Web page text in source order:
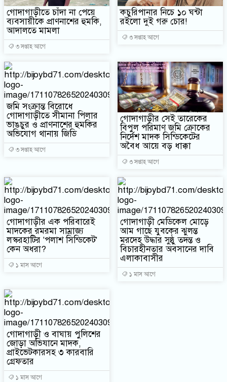
গোদাগাড়ীতে চাঁদা না পেয়ে
ব্যবসায়ীকে প্রাণনাশের হুমকি,
আদালতে মামলা
৩ সপ্তাহ আগে
কচুরিপানার নিচে ১০ ঘন্টা
রইলো দুই গরু চোর!
৩ সপ্তাহ আগে
জমি সংক্রান্ত বিরোধে
গোদাগাড়ীতে সীমানা পিলার
ভাঙচুর ও প্রাণনাশের হুমকির
অভিযোগ থানায় জিডি
৩ সপ্তাহ আগে
গোদাগাড়ীর সেই তারেকের
বিপুল পরিমাণ জমি ক্রোকের
নির্দেশ মাদক সিন্ডিকেটের
অবৈধ আয়ে বড় ধাক্কা
৩ সপ্তাহ আগে
গোদাগাড়ীর এক পরিবারেই
মাদকের রমরমা সাম্রাজ্য
লস্করহাটির 'পলাশ সিন্ডিকেট'
কেন অধরা?
১ মাস আগে
গোদাগাড়ী মেডিকেল মোড়ে
আম গাছে যুবকের ঝুলন্ত
মরদেহ উদ্ধার সুষ্ঠু তদন্ত ও
বিচারহীনতার অবসানের দাবি
এলাকাবাসীর
১ মাস আগে
গোদাগাড়ী ও বাঘায় পুলিশের
জোড়া অভিযানে মাদক,
প্রাইভেটকারসহ ৩ কারবারি
গ্রেফতার
১ মাস আগে